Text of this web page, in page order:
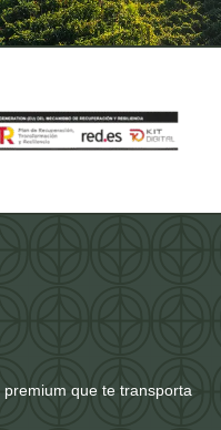
que te transporta